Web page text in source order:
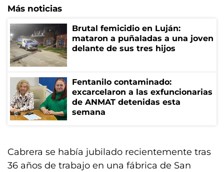
Más noticias
Brutal femicidio en Luján:
mataron a puñaladas a una joven
delante de sus tres hijos
Fentanilo contaminado:
excarcelaron a las exfuncionarias
de ANMAT detenidas esta
semana
Cabrera se había jubilado recientemente tras
36 años de trabajo en una fábrica de San